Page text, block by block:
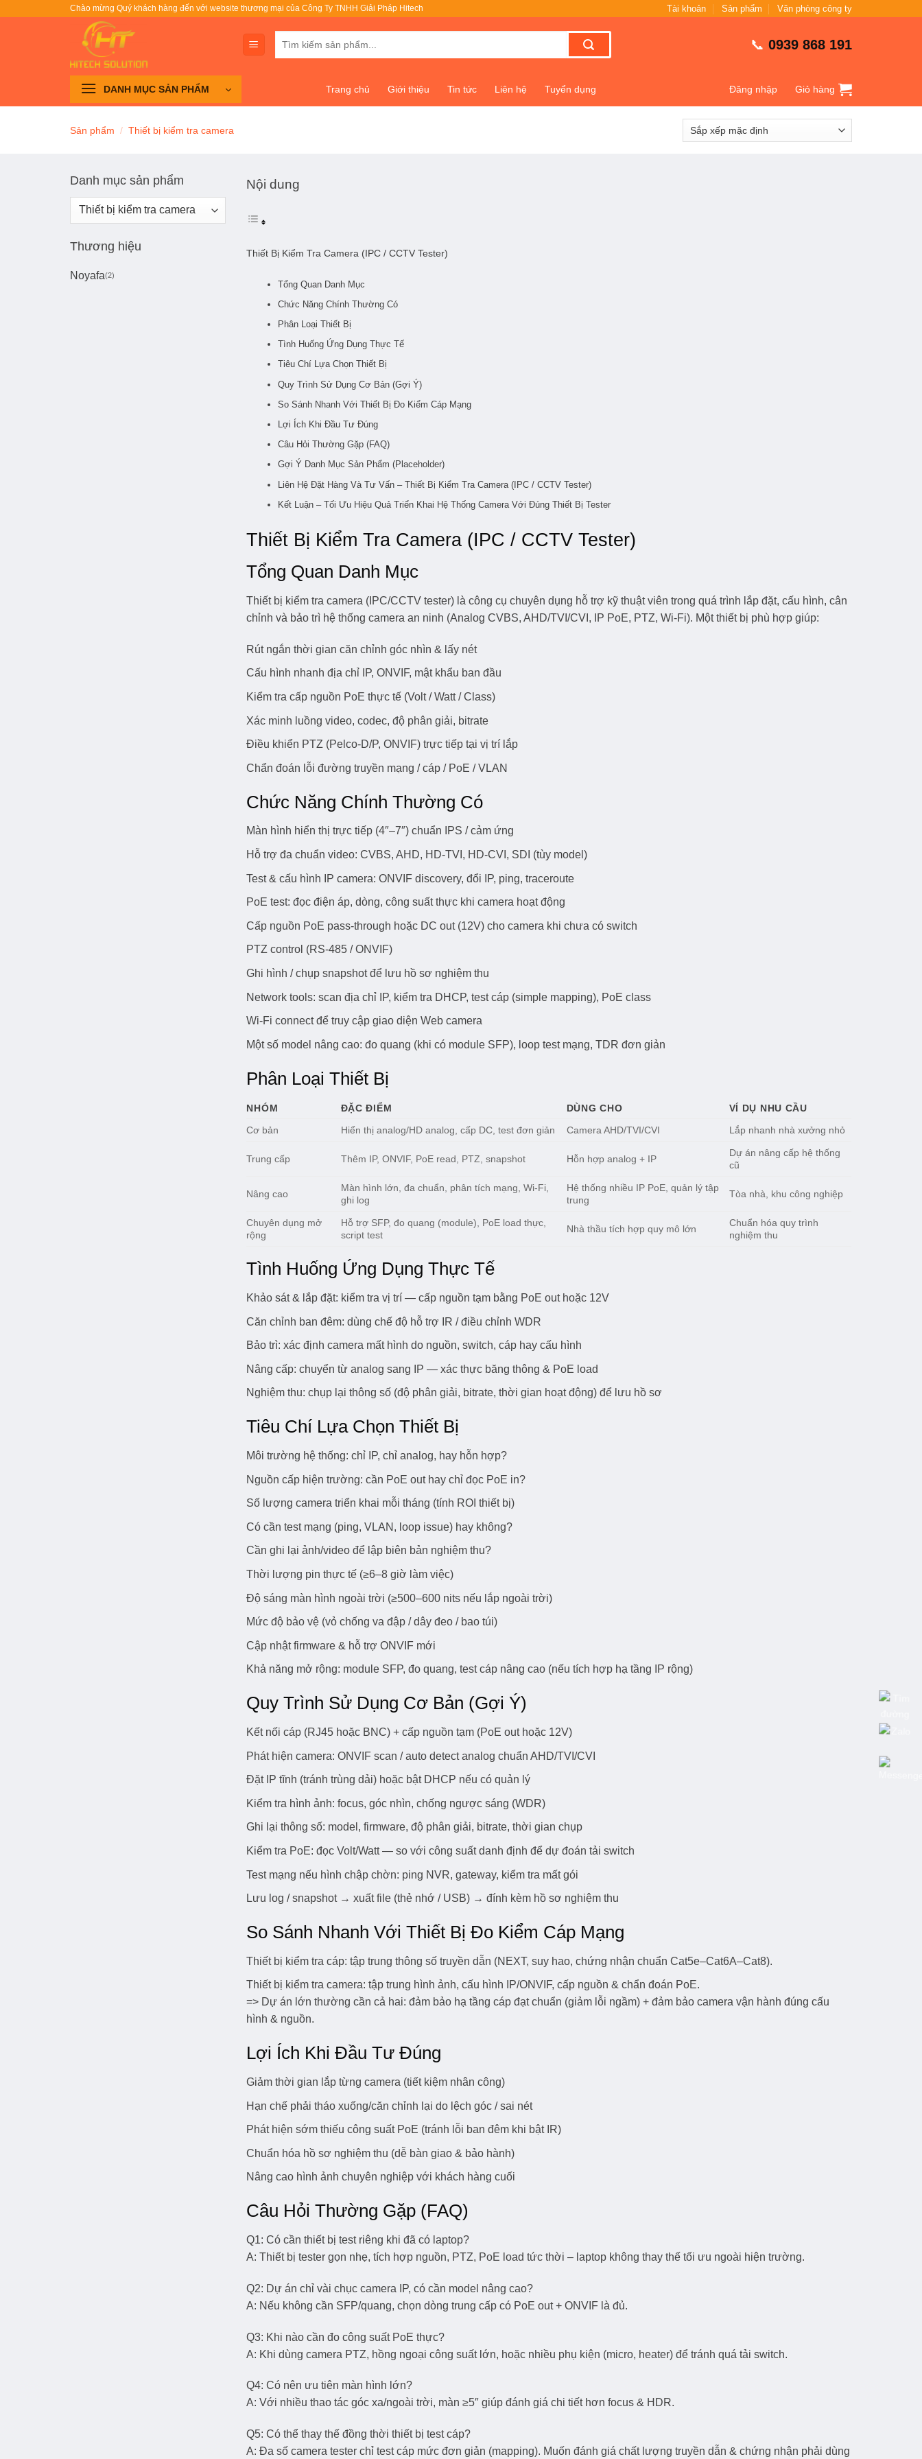
Chào mừng Quý khách hàng đến với website thương mại của Công Ty TNHH Giải Pháp Hitech Tài khoản Sản phẩm Văn phòng công ty
kiếm:
📞 0939 868 191
DANH MỤC SẢN PHẨM Trang chủ Giới thiệu Tin tức Liên hệ Tuyển dụng Đăng nhập Giỏ hàng
Sản phẩm / Thiết bị kiểm tra camera
Danh mục sản phẩm
Thương hiệu
Noyafa(2)
Nội dung
Thiết Bị Kiểm Tra Camera (IPC / CCTV Tester)
Tổng Quan Danh Mục
Chức Năng Chính Thường Có
Phân Loại Thiết Bị
Tình Huống Ứng Dụng Thực Tế
Tiêu Chí Lựa Chọn Thiết Bị
Quy Trình Sử Dụng Cơ Bản (Gợi Ý)
So Sánh Nhanh Với Thiết Bị Đo Kiểm Cáp Mạng
Lợi Ích Khi Đầu Tư Đúng
Câu Hỏi Thường Gặp (FAQ)
Gợi Ý Danh Mục Sản Phẩm (Placeholder)
Liên Hệ Đặt Hàng Và Tư Vấn – Thiết Bị Kiểm Tra Camera (IPC / CCTV Tester)
Kết Luận – Tối Ưu Hiệu Quả Triển Khai Hệ Thống Camera Với Đúng Thiết Bị Tester
Thiết Bị Kiểm Tra Camera (IPC / CCTV Tester)
Tổng Quan Danh Mục
Thiết bị kiểm tra camera (IPC/CCTV tester) là công cụ chuyên dụng hỗ trợ kỹ thuật viên trong quá trình lắp đặt, cấu hình, cân
chỉnh và bảo trì hệ thống camera an ninh (Analog CVBS, AHD/TVI/CVI, IP PoE, PTZ, Wi-Fi). Một thiết bị phù hợp giúp:
Rút ngắn thời gian căn chỉnh góc nhìn & lấy nét
Cấu hình nhanh địa chỉ IP, ONVIF, mật khẩu ban đầu
Kiểm tra cấp nguồn PoE thực tế (Volt / Watt / Class)
Xác minh luồng video, codec, độ phân giải, bitrate
Điều khiển PTZ (Pelco-D/P, ONVIF) trực tiếp tại vị trí lắp
Chẩn đoán lỗi đường truyền mạng / cáp / PoE / VLAN
Chức Năng Chính Thường Có
Màn hình hiển thị trực tiếp (4″–7″) chuẩn IPS / cảm ứng
Hỗ trợ đa chuẩn video: CVBS, AHD, HD-TVI, HD-CVI, SDI (tùy model)
Test & cấu hình IP camera: ONVIF discovery, đổi IP, ping, traceroute
PoE test: đọc điện áp, dòng, công suất thực khi camera hoạt động
Cấp nguồn PoE pass-through hoặc DC out (12V) cho camera khi chưa có switch
PTZ control (RS-485 / ONVIF)
Ghi hình / chụp snapshot để lưu hồ sơ nghiệm thu
Network tools: scan địa chỉ IP, kiểm tra DHCP, test cáp (simple mapping), PoE class
Wi-Fi connect để truy cập giao diện Web camera
Một số model nâng cao: đo quang (khi có module SFP), loop test mạng, TDR đơn giản
Phân Loại Thiết Bị
NHÓM ĐẶC ĐIỂM DÙNG CHO
VÍ DỤ NHU CẦU
Cơ bản
Hiển thị analog/HD analog, cấp DC, test đơn giản Camera AHD/TVI/CVI Lắp nhanh nhà xưởng nhỏ
Trung cấp Thêm IP, ONVIF, PoE read, PTZ, snapshot Hỗn hợp analog + IP
Dự án nâng cấp hệ thống
cũ
Nâng cao
Màn hình lớn, đa chuẩn, phân tích mạng, Wi-Fi,
ghi log
Hệ thống nhiều IP PoE, quản lý tập
trung
Tòa nhà, khu công nghiệp
Chuyên dụng mở
rộng
Hỗ trợ SFP, đo quang (module), PoE load thực,
script test
Nhà thầu tích hợp quy mô lớn
Chuẩn hóa quy trình
nghiệm thu
Tình Huống Ứng Dụng Thực Tế
Khảo sát & lắp đặt: kiểm tra vị trí — cấp nguồn tạm bằng PoE out hoặc 12V
Căn chỉnh ban đêm: dùng chế độ hỗ trợ IR / điều chỉnh WDR
Bảo trì: xác định camera mất hình do nguồn, switch, cáp hay cấu hình
Nâng cấp: chuyển từ analog sang IP — xác thực băng thông & PoE load
Nghiệm thu: chụp lại thông số (độ phân giải, bitrate, thời gian hoạt động) để lưu hồ sơ
Tiêu Chí Lựa Chọn Thiết Bị
Môi trường hệ thống: chỉ IP, chỉ analog, hay hỗn hợp?
Nguồn cấp hiện trường: cần PoE out hay chỉ đọc PoE in?
Số lượng camera triển khai mỗi tháng (tính ROI thiết bị)
Có cần test mạng (ping, VLAN, loop issue) hay không?
Cần ghi lại ảnh/video để lập biên bản nghiệm thu?
Thời lượng pin thực tế (≥6–8 giờ làm việc)
Độ sáng màn hình ngoài trời (≥500–600 nits nếu lắp ngoài trời)
Mức độ bảo vệ (vỏ chống va đập / dây đeo / bao túi)
Cập nhật firmware & hỗ trợ ONVIF mới
Khả năng mở rộng: module SFP, đo quang, test cáp nâng cao (nếu tích hợp hạ tầng IP rộng)
Quy Trình Sử Dụng Cơ Bản (Gợi Ý)
Kết nối cáp (RJ45 hoặc BNC) + cấp nguồn tạm (PoE out hoặc 12V)
Phát hiện camera: ONVIF scan / auto detect analog chuẩn AHD/TVI/CVI
Đặt IP tĩnh (tránh trùng dải) hoặc bật DHCP nếu có quản lý
Kiểm tra hình ảnh: focus, góc nhìn, chống ngược sáng (WDR)
Ghi lại thông số: model, firmware, độ phân giải, bitrate, thời gian chụp
Kiểm tra PoE: đọc Volt/Watt — so với công suất danh định để dự đoán tải switch
Test mạng nếu hình chập chờn: ping NVR, gateway, kiểm tra mất gói
Lưu log / snapshot → xuất file (thẻ nhớ / USB) → đính kèm hồ sơ nghiệm thu
So Sánh Nhanh Với Thiết Bị Đo Kiểm Cáp Mạng
Thiết bị kiểm tra cáp: tập trung thông số truyền dẫn (NEXT, suy hao, chứng nhận chuẩn Cat5e–Cat6A–Cat8).
Thiết bị kiểm tra camera: tập trung hình ảnh, cấu hình IP/ONVIF, cấp nguồn & chẩn đoán PoE.
=> Dự án lớn thường cần cả hai: đảm bảo hạ tầng cáp đạt chuẩn (giảm lỗi ngầm) + đảm bảo camera vận hành đúng cấu
hình & nguồn.
Lợi Ích Khi Đầu Tư Đúng
Giảm thời gian lắp từng camera (tiết kiệm nhân công)
Hạn chế phải tháo xuống/căn chỉnh lại do lệch góc / sai nét
Phát hiện sớm thiếu công suất PoE (tránh lỗi ban đêm khi bật IR)
Chuẩn hóa hồ sơ nghiệm thu (dễ bàn giao & bảo hành)
Nâng cao hình ảnh chuyên nghiệp với khách hàng cuối
Câu Hỏi Thường Gặp (FAQ)
Q1: Có cần thiết bị test riêng khi đã có laptop?
A: Thiết bị tester gọn nhẹ, tích hợp nguồn, PTZ, PoE load tức thời – laptop không thay thế tối ưu ngoài hiện trường.
Q2: Dự án chỉ vài chục camera IP, có cần model nâng cao?
A: Nếu không cần SFP/quang, chọn dòng trung cấp có PoE out + ONVIF là đủ.
Q3: Khi nào cần đo công suất PoE thực?
A: Khi dùng camera PTZ, hồng ngoại công suất lớn, hoặc nhiều phụ kiện (micro, heater) để tránh quá tải switch.
Q4: Có nên ưu tiên màn hình lớn?
A: Với nhiều thao tác góc xa/ngoài trời, màn ≥5″ giúp đánh giá chi tiết hơn focus & HDR.
Q5: Có thể thay thế đồng thời thiết bị test cáp?
A: Đa số camera tester chỉ test cáp mức đơn giản (mapping). Muốn đánh giá chất lượng truyền dẫn & chứng nhận phải dùng